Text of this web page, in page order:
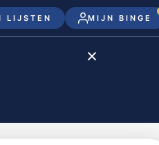
LIJSTEN MIJN BINGE